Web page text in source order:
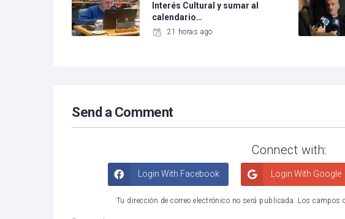
Interés Cultural y sumar al
calendario…
21 horas ago
Send a Comment
Connect with:
Login With Facebook Login With Google
Tu dirección de correo electrónico no será publicada. Los campos